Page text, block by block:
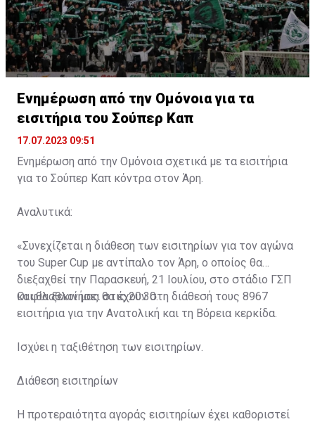
Ενημέρωση από την Ομόνοια για τα
εισιτήρια του Σούπερ Καπ
17.07.2023 09:51
Ενημέρωση από την Ομόνοια σχετικά με τα εισιτήρια
για το Σούπερ Καπ κόντρα στον Άρη.
Αναλυτικά:
«Συνεχίζεται η διάθεση των εισιτηρίων για τον αγώνα
του Super Cup με αντίπαλο τον Άρη, ο οποίος θα
διεξαχθεί την Παρασκευή, 21 Ιουλίου, στο στάδιο ΓΣΠ
και θα ξεκινήσει στις 20:30.
Οι φίλαθλοί μας θα έχουν στη διάθεσή τους 8967
εισιτήρια για την Ανατολική και τη Βόρεια κερκίδα.
Ισχύει η ταξιθέτηση των εισιτηρίων.
Διάθεση εισιτηρίων
Η προτεραιότητα αγοράς εισιτηρίων έχει καθοριστεί